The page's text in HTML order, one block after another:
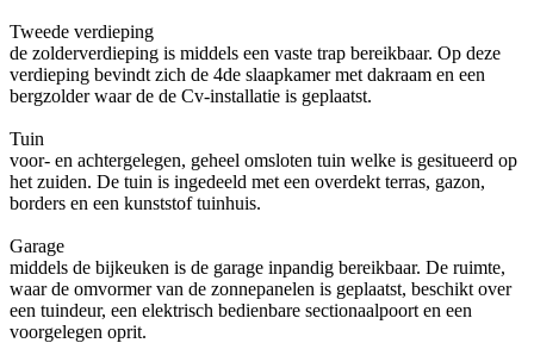
Tweede verdieping
de zolderverdieping is middels een vaste trap bereikbaar. Op deze
verdieping bevindt zich de 4de slaapkamer met dakraam en een
bergzolder waar de de Cv-installatie is geplaatst.
Tuin
voor- en achtergelegen, geheel omsloten tuin welke is gesitueerd op
het zuiden. De tuin is ingedeeld met een overdekt terras, gazon,
borders en een kunststof tuinhuis.
Garage
middels de bijkeuken is de garage inpandig bereikbaar. De ruimte,
waar de omvormer van de zonnepanelen is geplaatst, beschikt over
een tuindeur, een elektrisch bedienbare sectionaalpoort en een
voorgelegen oprit.